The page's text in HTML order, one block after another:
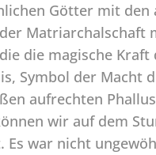
Götter mit den
Matriarchalschaft
die magische Kraft
Symbol der Macht
aufrechten
wir auf dem
war nicht